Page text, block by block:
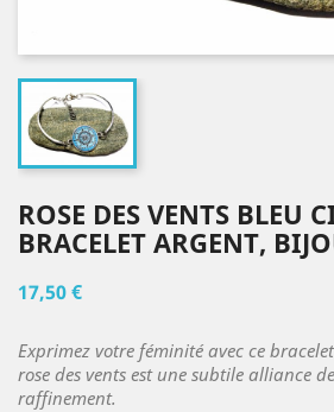
ROSE DES VENTS BLEU
BRACELET ARGENT,
17,50 €
Exprimez votre féminité avec ce
rose des vents est une subtile alliance
raffinement.